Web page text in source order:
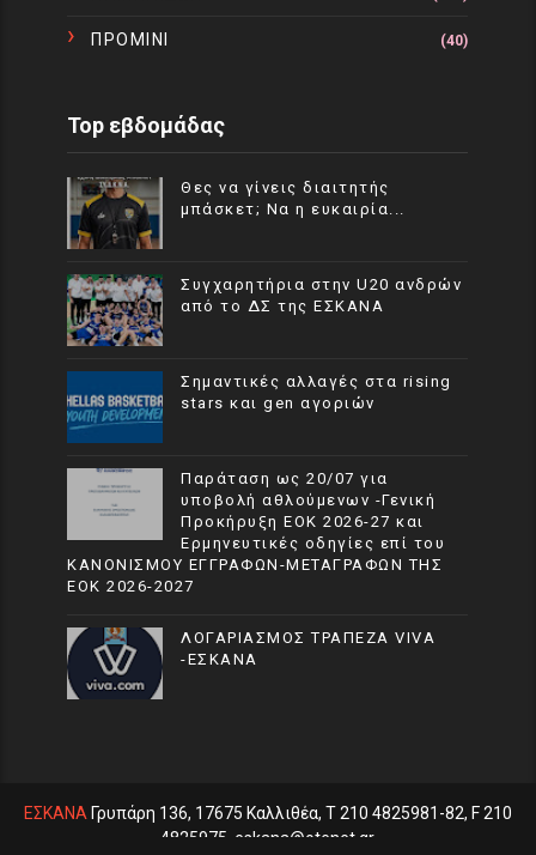
ΠΡΟΜΙΝΙ (40)
Top εβδομάδας
Θες να γίνεις διαιτητής
μπάσκετ; Να η ευκαιρία...
Συγχαρητήρια στην U20 ανδρών
από το ΔΣ της ΕΣΚΑΝΑ
Σημαντικές αλλαγές στα rising
stars και gen αγοριών
Παράταση ως 20/07 για
υποβολή αθλούμενων -Γενική
Προκήρυξη ΕΟΚ 2026-27 και
Ερμηνευτικές οδηγίες επί του
ΚΑΝΟΝΙΣΜΟΥ ΕΓΓΡΑΦΩΝ-ΜΕΤΑΓΡΑΦΩΝ ΤΗΣ
ΕΟΚ 2026-2027
ΛΟΓΑΡΙΑΣΜΟΣ ΤΡΑΠΕΖΑ VIVA
-ΕΣΚΑΝΑ
ΕΣΚΑΝΑΓρυπάρη 136, 17675 Καλλιθέα, T 210 4825981-82, F 210
4825975, eskana@otenet.gr